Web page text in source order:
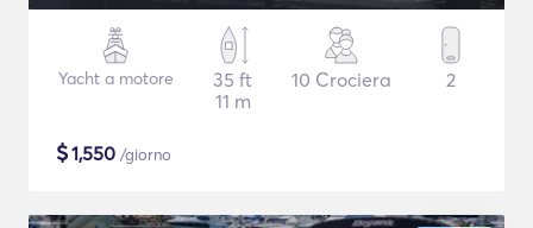
Yacht a motore
35 ft
11 m
10 Crociera 2
$1,550 /giorno